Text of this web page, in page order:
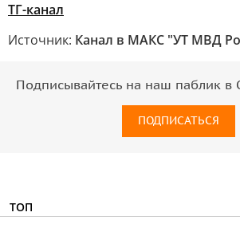
ТГ-канал
Источник: Канал в МАКС "УТ МВД
Подписывайтесь на наш паблик в
ПОДПИСАТЬСЯ
ТОП